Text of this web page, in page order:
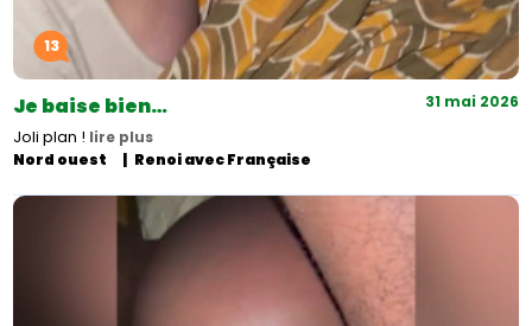
13
Je baise bien… 31 mai 2026
Joli plan ! lire plus
Nord ouest
Renoi avec Française